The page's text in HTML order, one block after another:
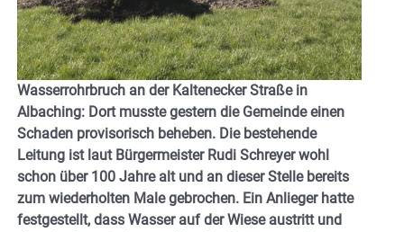
Wasserrohrbruch an der Kaltenecker Straße in
Albaching: Dort musste gestern die Gemeinde einen
Schaden provisorisch beheben. Die bestehende
Leitung ist laut Bürgermeister Rudi Schreyer wohl
schon über 100 Jahre alt und an dieser Stelle bereits
zum wiederholten Male gebrochen. Ein Anlieger hatte
festgestellt, dass Wasser auf der Wiese austritt und